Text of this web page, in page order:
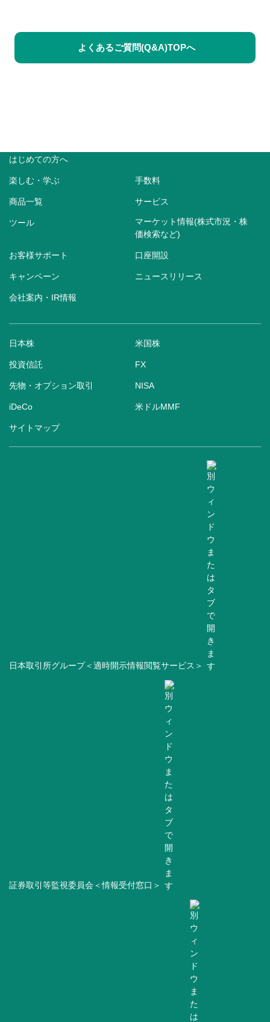
よくあるご質問(Q&A)TOPへ
はじめての方へ
楽しむ・学ぶ 手数料
商品一覧 サービス
ツール
マーケット情報(株式市況・株
価検索など)
お客様サポート 口座開設
キャンペーン ニュースリリース
会社案内・IR情報
日本株 米国株
投資信託 FX
先物・オプション取引 NISA
iDeCo 米ドルMMF
サイトマップ
日本取引所グループ＜適時開示情報閲覧サービス＞
証券取引等監視委員会＜情報受付窓口＞